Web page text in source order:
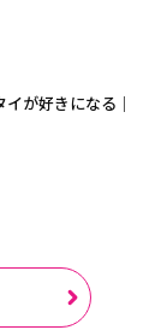
が好きになる｜